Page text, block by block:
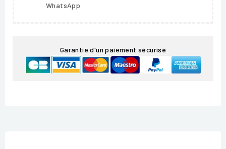
WhatsApp
Garantie d'un paiement sécurisé